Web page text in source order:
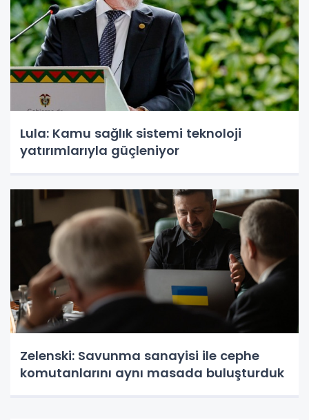
Lula: Kamu sağlık sistemi teknoloji
yatırımlarıyla güçleniyor
Zelenski: Savunma sanayisi ile cephe
komutanlarını aynı masada buluşturduk